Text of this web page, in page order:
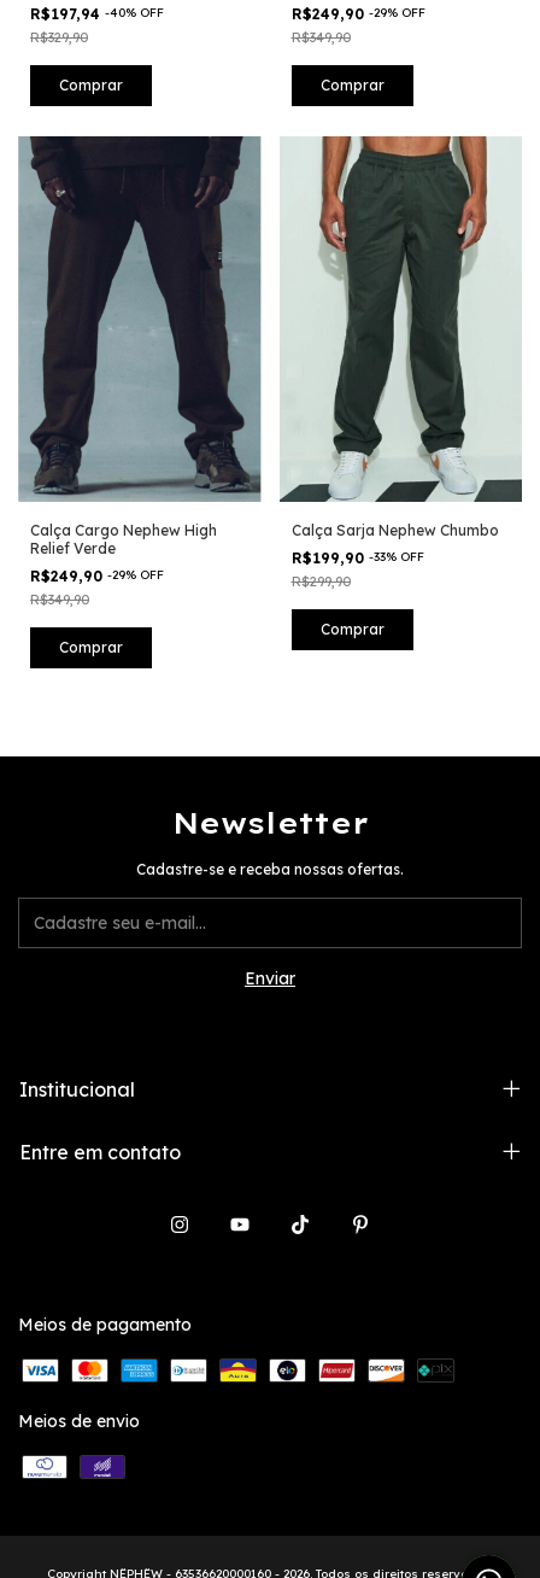
R$197,94 -40% OFF
R$329,90
Comprar
R$249,90 -29% OFF
R$349,90
Comprar
Calça Cargo Nephew High
Relief Verde
R$249,90 -29% OFF
R$349,90
Comprar
Calça Sarja Nephew Chumbo
R$199,90 -33% OFF
R$299,90
Comprar
Newsletter
Cadastre-se e receba nossas ofertas.
Institucional
Entre em contato
Meios de pagamento
Meios de envio
Copyright NËPHËW - 63536620000160 - 2026. Todos os direitos reservados.